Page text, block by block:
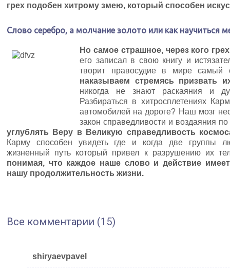
грех подобен хитрому змею, который способен
Слово серебро, а молчание золото или как научиться
Но самое страшное, через кого
его записал в свою книгу и
творит правосудие в мире самый
наказываем стремясь призвать
никогда не знают раскаяния и
Разбираться в хитросплетениях
автомобилей на дороге? Наш мозг
закон справедливости и воздаяния
углублять Веру в Великую справедливость
Карму способен увидеть где и когда две группы
жизненный путь который привел к разрушению их
понимая, что каждое наше слово и действие
нашу продолжительность жизни.
Все комментарии (15)
shiryaevpavel